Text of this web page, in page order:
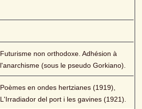
Futurisme non orthodoxe. Adhésion à
l'anarchisme (sous le pseudo Gorkiano).
Poèmes en ondes hertzianes (1919),
L'Irradiador del port i les gavines (1921).